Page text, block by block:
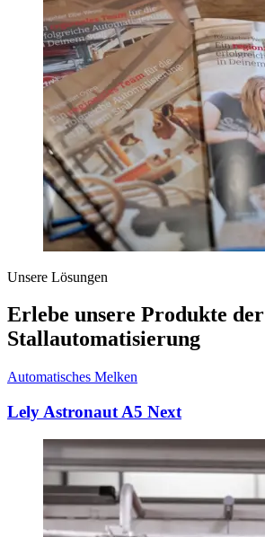
Unsere Lösungen
Erlebe unsere Produkte der
Stallautomatisierung
Automatisches Melken
Lely Astronaut A5 Next